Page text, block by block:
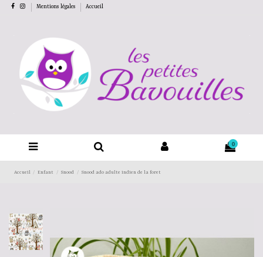
Mentions légales Accueil
0
Accueil Enfant Snood Snood ado adulte indien de la foret